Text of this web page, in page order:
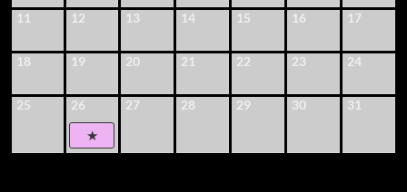
11 12 13 14 15 16 17
18 19 20 21 22 23 24
25 26 27 28 29 30 31